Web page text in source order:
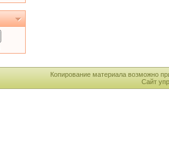
Копирование материала возможно
Сайт